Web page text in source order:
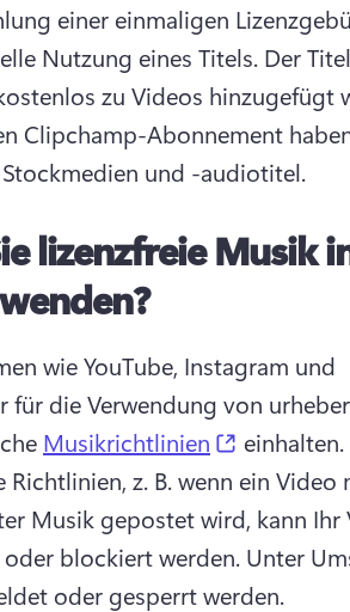
einer einmaligen
Nutzung eines Titels. Der
Clipchamp-Abonnement
und -audiotitel.
lizenzfreie Musik
wie YouTube, Instagram und
für die Verwendung von
Musikrichtlinien (opens in
einhalten.
z. B. wenn ein Video
Musik gepostet wird, kann Ihr
blockiert werden. Unter
oder gesperrt werden.